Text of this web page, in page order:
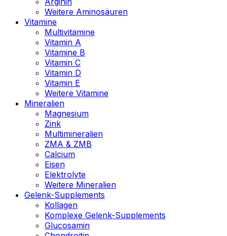
Weitere Aminosäuren
Vitamine
Multivitamine
Vitamin A
Vitamine B
Vitamin C
Vitamin D
Vitamin E
Weitere Vitamine
Mineralien
Magnesium
Zink
Multimineralien
ZMA & ZMB
Calcium
Eisen
Elektrolyte
Weitere Mineralien
Gelenk-Supplements
Kollagen
Komplexe Gelenk-Supplements
Glucosamin